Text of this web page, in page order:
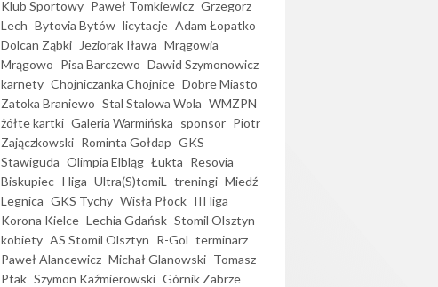
Klub Sportowy Paweł Tomkiewicz Grzegorz
Lech Bytovia Bytów licytacje Adam Łopatko
Dolcan Ząbki
Jeziorak Iława Mrągowia
Mrągowo Pisa Barczewo Dawid Szymonowicz
karnety Chojniczanka Chojnice Dobre Miasto
Zatoka Braniewo Stal Stalowa Wola WMZPN
żółte kartki Galeria Warmińska sponsor Piotr
Zajączkowski Rominta Gołdap GKS
Stawiguda Olimpia Elbląg Łukta Resovia
Biskupiec I liga Ultra(S)tomiL treningi Miedź
Legnica GKS Tychy Wisła Płock III liga
Korona Kielce Lechia Gdańsk Stomil Olsztyn -
kobiety AS Stomil Olsztyn R-Gol terminarz
Paweł Alancewicz Michał Glanowski Tomasz
Ptak Szymon Kaźmierowski Górnik Zabrze